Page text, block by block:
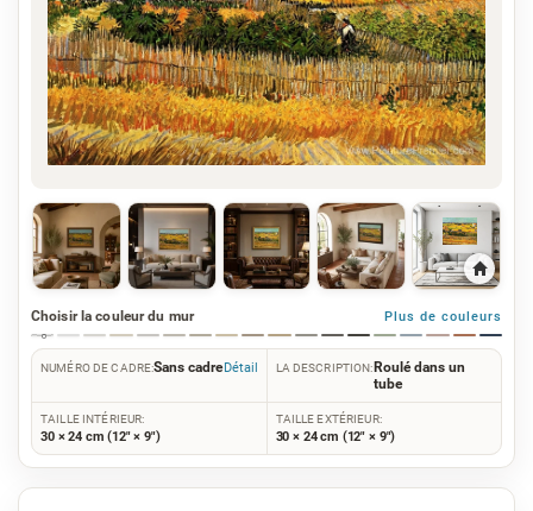
Choisir la couleur du mur Plus de couleurs
NUMÉRO DE CADRE:Sans cadreDétail LA DESCRIPTION: Roulé dans un
tube
TAILLE INTÉRIEUR:
30 × 24 cm (12" × 9")
TAILLE EXTÉRIEUR:
30 × 24 cm (12" × 9")